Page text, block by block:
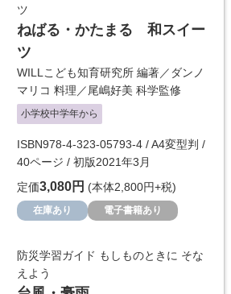
ツ
ねばる・かたまる 和スイー
ツ
WILLこども知育研究所 編著／ ダンノ
マリコ 料理／尾嶋好美 科学監修
小学校中学年から
ISBN978-4-323-05793-4 / A4変型判 /
40ページ / 初版2021年3月
定価3,080円 (本体2,800円+税)
在庫あり 電子書籍あり
防災学習ガイド もしものときに そな
えよう